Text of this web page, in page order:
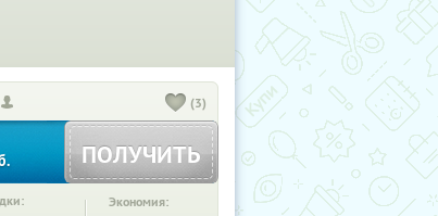
(3)
ПОЛУЧИТЬ
Экономия: